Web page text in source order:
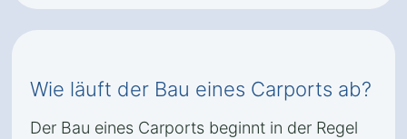
Wie läuft der Bau eines Carports ab?
Der Bau eines Carports beginnt in der Regel